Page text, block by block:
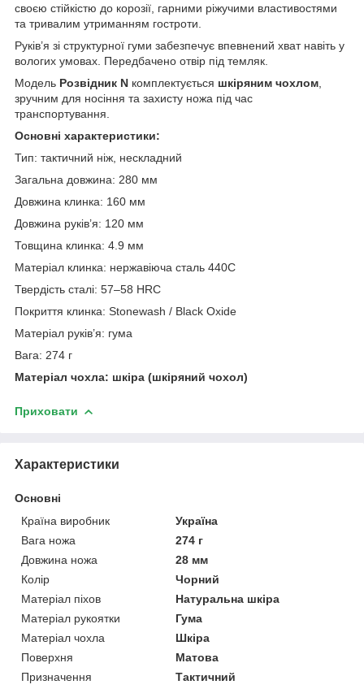
своєю стійкістю до корозії, гарними ріжучими властивостями
та тривалим утриманням гостроти.
Руків’я зі структурної гуми забезпечує впевнений хват навіть у
вологих умовах. Передбачено отвір під темляк.
Модель Розвідник N комплектується шкіряним чохлом
зручним для носіння та захисту ножа під час
транспортування.
Основні характеристики:
Тип: тактичний ніж, нескладний
Загальна довжина: 280 мм
Довжина клинка: 160 мм
Довжина руків’я: 120 мм
Товщина клинка: 4.9 мм
Матеріал клинка: нержавіюча сталь 440C
Твердість сталі: 57–58 HRC
Покриття клинка: Stonewash / Black Oxide
Матеріал руків’я: гума
Вага: 274 г
Матеріал чохла: шкіра (шкіряний чохол)
Приховати
Характеристики
Основні
Країна виробник
Україна
Вага ножа
274 г
Довжина ножа
28 мм
Колір
Чорний
Матеріал піхов
Натуральна шкіра
Матеріал рукоятки
Гума
Матеріал чохла
Шкіра
Поверхня
Матова
Призначення
Тактичний